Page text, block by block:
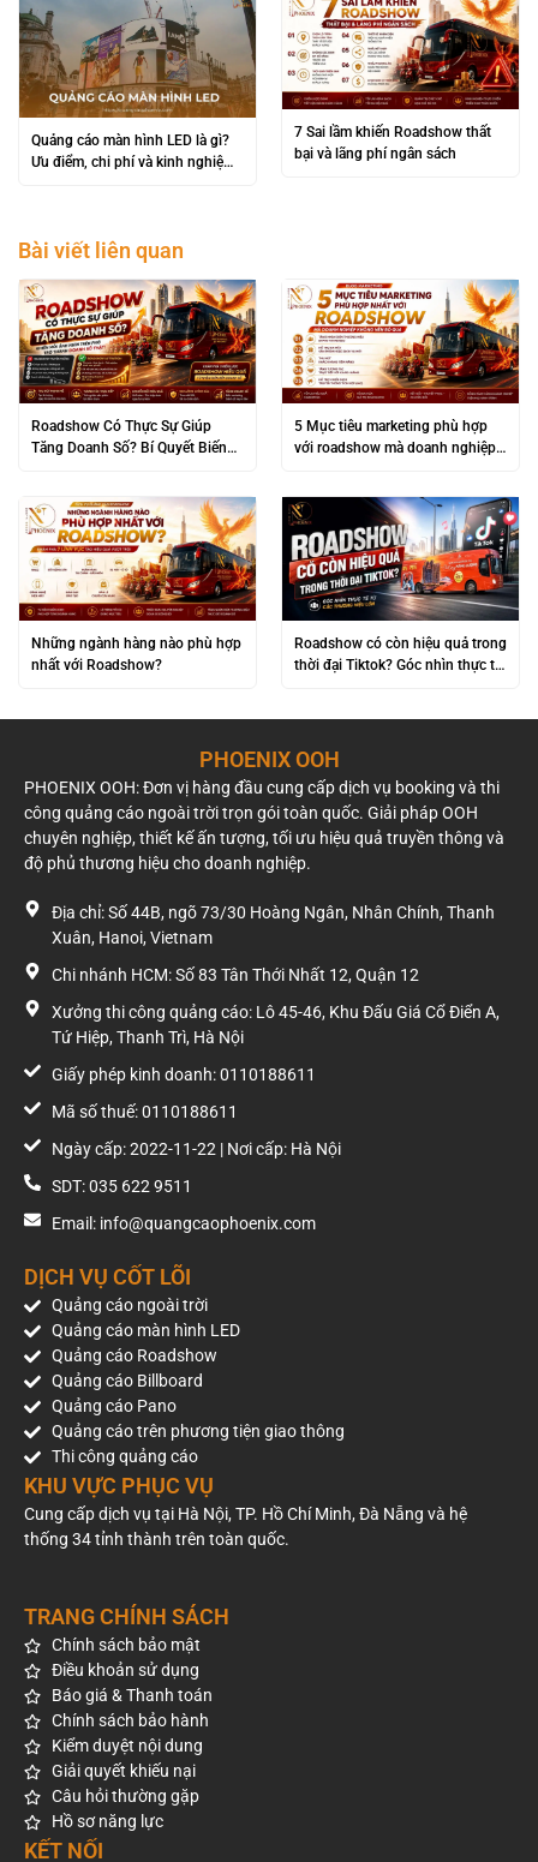
Quảng cáo màn hình LED là gì?
Ưu điểm, chi phí và kinh nghiệm
7 Sai lầm khiến Roadshow thất
bại và lãng phí ngân sách
Bài viết liên quan
Roadshow Có Thực Sự Giúp
Tăng Doanh Số? Bí Quyết Biến
5 Mục tiêu marketing phù hợp
với roadshow mà doanh nghiệp
Những ngành hàng nào phù hợp
nhất với Roadshow?
Roadshow có còn hiệu quả trong
thời đại Tiktok? Góc nhìn thực tế
PHOENIX OOH
PHOENIX OOH: Đơn vị hàng đầu cung cấp dịch vụ booking và thi
công quảng cáo ngoài trời trọn gói toàn quốc. Giải pháp OOH
chuyên nghiệp, thiết kế ấn tượng, tối ưu hiệu quả truyền thông và
độ phủ thương hiệu cho doanh nghiệp.
Địa chỉ: Số 44B, ngõ 73/30 Hoàng Ngân, Nhân Chính, Thanh
Xuân, Hanoi, Vietnam
Chi nhánh HCM: Số 83 Tân Thới Nhất 12, Quận 12
Xưởng thi công quảng cáo: Lô 45-46, Khu Đấu Giá Cổ Điển A,
Tứ Hiệp, Thanh Trì, Hà Nội
Giấy phép kinh doanh: 0110188611
Mã số thuế: 0110188611
Ngày cấp: 2022-11-22 | Nơi cấp: Hà Nội
SDT: 035 622 9511
Email: info@quangcaophoenix.com
DỊCH VỤ CỐT LÕI
Quảng cáo ngoài trời
Quảng cáo màn hình LED
Quảng cáo Roadshow
Quảng cáo Billboard
Quảng cáo Pano
Quảng cáo trên phương tiện giao thông
Thi công quảng cáo
KHU VỰC PHỤC VỤ
Cung cấp dịch vụ tại Hà Nội, TP. Hồ Chí Minh, Đà Nẵng và hệ
thống 34 tỉnh thành trên toàn quốc.
TRANG CHÍNH SÁCH
Chính sách bảo mật
Điều khoản sử dụng
Báo giá & Thanh toán
Chính sách bảo hành
Kiểm duyệt nội dung
Giải quyết khiếu nại
Câu hỏi thường gặp
Hồ sơ năng lực
KẾT NỐI